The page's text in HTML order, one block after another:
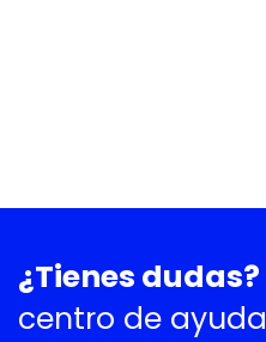
¿Tienes dudas?
centro de ayuda